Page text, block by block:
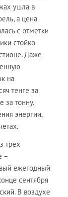
ушла в
а цена
с отметки
стойко
Даже
на
тенге за
за тонну.
энергии,
трех
–
ежегодный
сентября
В воздухе